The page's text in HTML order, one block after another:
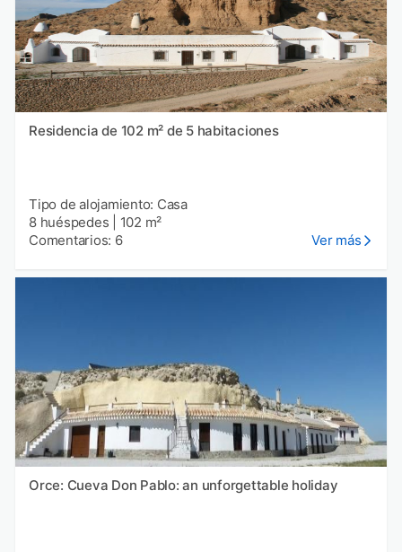
Residencia de 102 m² de 5 habitaciones
Tipo de alojamiento: Casa
8 huéspedes
102 m²
Comentarios: 6
Ver más
Orce: Cueva Don Pablo: an unforgettable holiday